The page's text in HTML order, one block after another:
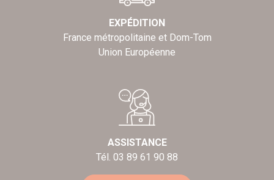
EXPÉDITION
France métropolitaine et Dom-Tom
Union Européenne
ASSISTANCE
Tél. 03 89 61 90 88